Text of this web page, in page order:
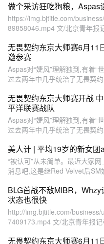
做个采访狂吃狗粮，Aspas
https://img.bjtitle.com/
89858046.mp4 文/北京青年报
无畏契约东京大师赛6月11
邀参赛
Aspas对“婕风”理解独到,有着“
过去两年中几乎统治了无畏契
无畏契约东京大师赛开战
平洋联赛战队
Aspas对“婕风”理解独到,有着“
过去两年中几乎统治了无畏契
美人计 | 平均19岁的新女
“被认可”从未简单。最近大家
消息吧,这是继Red Velvet后
BLG首战不敌MIBR，
状态也很快
http://img.bjtitle.com/
7409173.mp4 文/北京青年报
无畏契约东京大师赛6月11